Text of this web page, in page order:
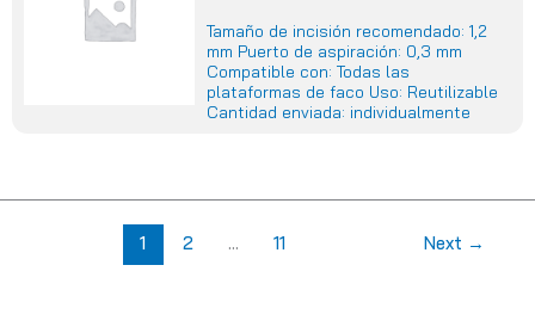
Tamaño de incisión recomendado: 1,2
mm Puerto de aspiración: 0,3 mm
Compatible con: Todas las
plataformas de faco Uso: Reutilizable
Cantidad enviada: individualmente
1 2 … 11 Next →